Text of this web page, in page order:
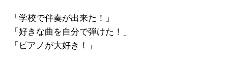
「学校で伴奏が出来た！」
「好きな曲を自分で弾けた！」
「ピアノが大好き！」